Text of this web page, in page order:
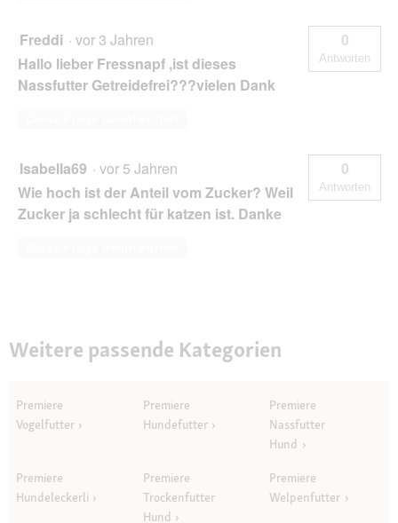
Freddi · vor 3 Jahren
Hallo lieber Fressnapf ,ist dieses
Nassfutter Getreidefrei???vielen Dank
0
Antworten
Isabella69 · vor 5 Jahren
Wie hoch ist der Anteil vom Zucker? Weil
Zucker ja schlecht für katzen ist. Danke
0
Antworten
Weitere passende Kategorien
Premiere
Vogelfutter
Premiere
Hundefutter
Premiere
Nassfutter
Hund
Premiere
Hundeleckerli
Premiere
Trockenfutter
Hund
Premiere
Welpenfutter